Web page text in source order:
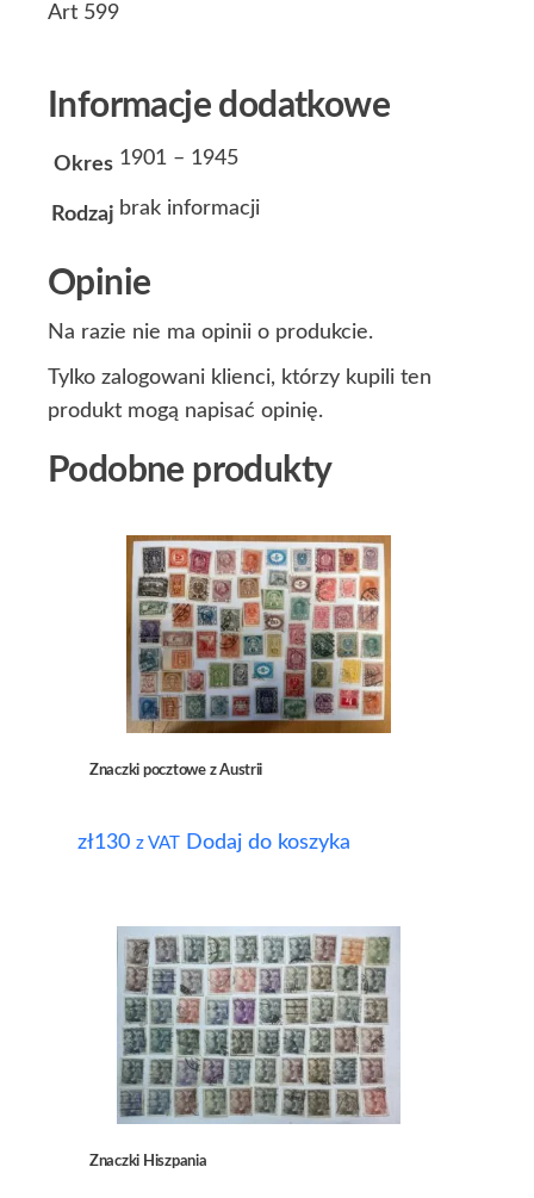
Art 599
Informacje dodatkowe
Okres 1901 – 1945
Rodzaj brak informacji
Opinie
Na razie nie ma opinii o produkcie.
Tylko zalogowani klienci, którzy kupili ten
produkt mogą napisać opinię.
Podobne produkty
Znaczki pocztowe z Austrii
zł130 z VAT Dodaj do koszyka
Znaczki Hiszpania